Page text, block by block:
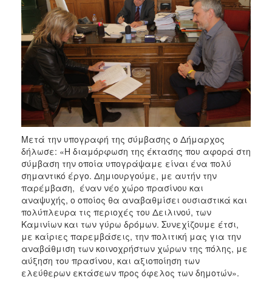
Μετά την υπογραφή της σύμβασης ο Δήμαρχος
δήλωσε: «Η διαμόρφωση της έκτασης που αφορά στη
σύμβαση την οποία υπογράψαμε είναι ένα πολύ
σημαντικό έργο. Δημιουργούμε, με αυτήν την
παρέμβαση, έναν νέο χώρο πρασίνου και
αναψυχής, ο οποίος θα αναβαθμίσει ουσιαστικά και
πολύπλευρα τις περιοχές του Δειλινού, των
Καμινίων και των γύρω δρόμων. Συνεχίζουμε έτσι,
με καίριες παρεμβάσεις, την πολιτική μας για την
αναβάθμιση των κοινοχρήστων χώρων της πόλης, με
αύξηση του πρασίνου, και αξιοποίηση των
ελεύθερων εκτάσεων προς όφελος των δημοτών».